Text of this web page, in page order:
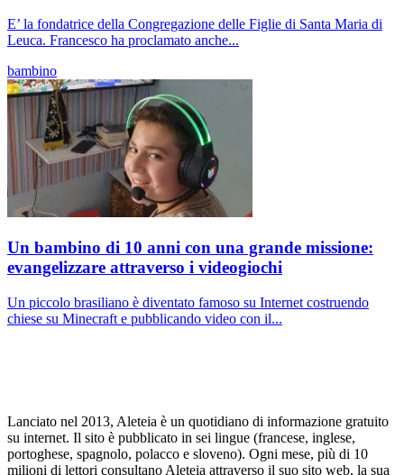
E’ la fondatrice della Congregazione delle Figlie di Santa Maria di
Leuca. Francesco ha proclamato anche...
bambino
Un bambino di 10 anni con una grande missione:
evangelizzare attraverso i videogiochi
Un piccolo brasiliano è diventato famoso su Internet costruendo
chiese su Minecraft e pubblicando video con il...
Lanciato nel 2013, Aleteia è un quotidiano di informazione gratuito
su internet. Il sito è pubblicato in sei lingue (francese, inglese,
portoghese, spagnolo, polacco e sloveno). Ogni mese, più di 10
milioni di lettori consultano Aleteia attraverso il suo sito web, la sua